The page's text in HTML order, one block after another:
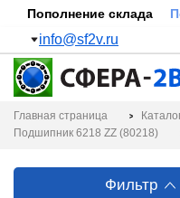
Пополнение склада
info@sf2v.ru
Главная страница
Подшипник 6218 ZZ (80218)
Фильтр